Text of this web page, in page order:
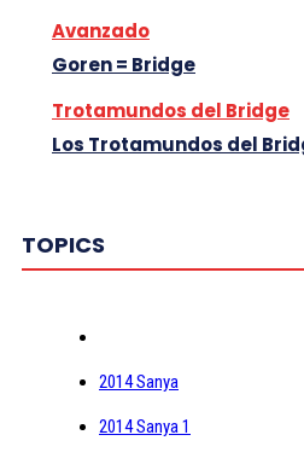
Avanzado
Goren = Bridge
Trotamundos del Bridge
Los Trotamundos del
TOPICS
2014 Sanya
2014 Sanya 1